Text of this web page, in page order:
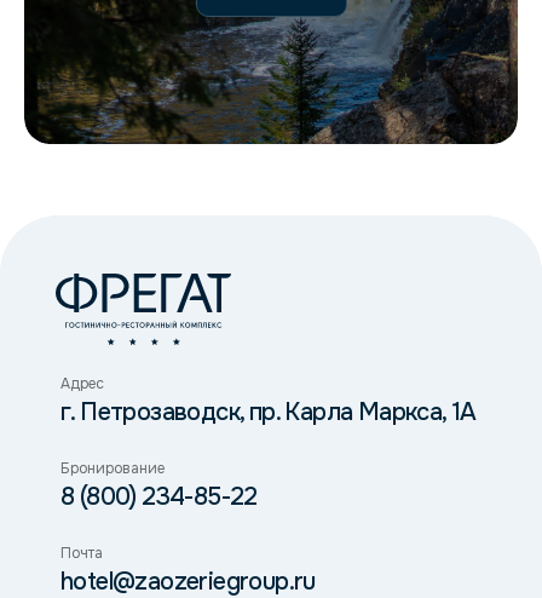
8 (800) 234-85-22
г. Петрозаводск, пр. Карла Маркса, 1А
hotel@zaozeriegroup.ru
Почта
Бронирование
Адрес